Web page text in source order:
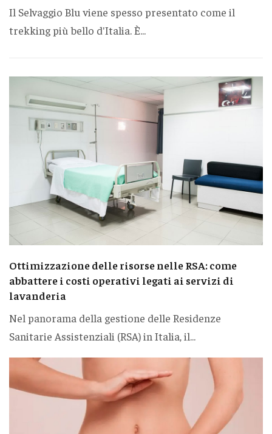
Il Selvaggio Blu viene spesso presentato come il
trekking più bello d'Italia. È...
Ottimizzazione delle risorse nelle RSA: come
abbattere i costi operativi legati ai servizi di
lavanderia
Nel panorama della gestione delle Residenze
Sanitarie Assistenziali (RSA) in Italia, il...